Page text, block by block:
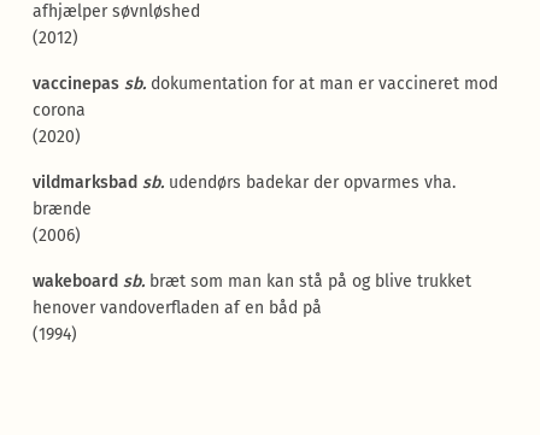
afhjælper søvnløshed
(2012)
vaccinepas sb. dokumentation for at man er vaccineret mod
corona
(2020)
vildmarksbad sb. udendørs badekar der opvarmes vha.
brænde
(2006)
wakeboard sb.bræt som man kan stå på og blive trukket
henover vandoverfladen af en båd på
(1994)